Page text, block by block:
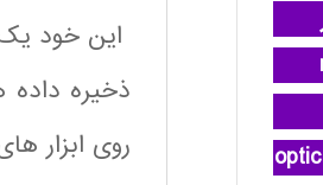
این خود
روی ابزار